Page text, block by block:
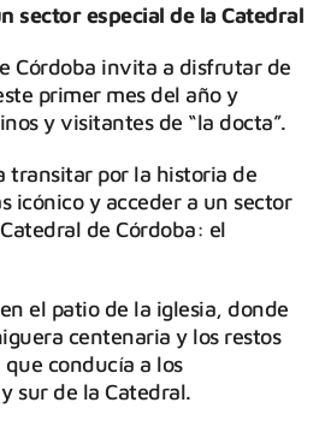
sector especial de la Catedral
Córdoba invita a disfrutar de
primer mes del año y
y visitantes de “la docta”.
transitar por la historia de
icónico y acceder a un sector
de Córdoba: el
el patio de la iglesia, donde
centenaria y los restos
conducía a los
sur de la Catedral.